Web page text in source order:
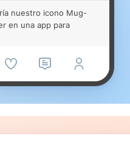
nuestro icono Mug-
en una app para